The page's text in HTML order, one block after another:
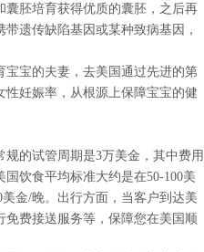
胚培育获得优质的囊胚，之后再
遗传缺陷基因或某种致病基因，
宝的夫妻，去美国通过先进的第
妊娠率，从根源上保障宝宝的健
的试管周期是3万美金，其中费用
饮食平均标准大约是在50-100美
金/晚。出行方面，当客户到达美
费接送服务等，保障您在美国顺